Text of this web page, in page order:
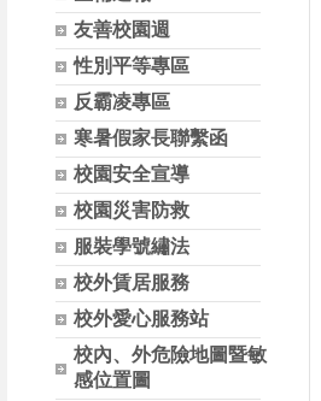
友善校園週
性別平等專區
反霸凌專區
寒暑假家長聯繫函
校園安全宣導
校園災害防救
服裝學號繡法
校外賃居服務
校外愛心服務站
校內、外危險地圖暨敏
感位置圖